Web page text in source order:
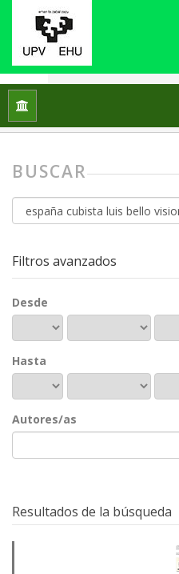
Inicio
BUSCAR
Buscar
artículos
Filtros avanzados
Desde
Hasta
Autores/as
Resultados de la búsqueda